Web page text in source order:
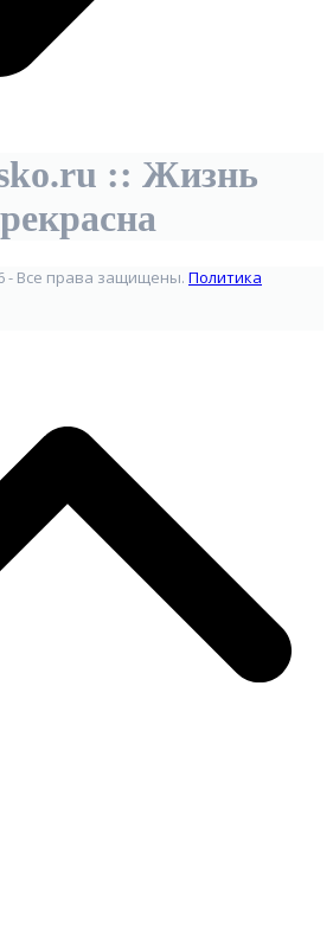
:: Жизнь
- Все права защищены. Политика